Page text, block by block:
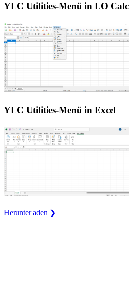
YLC Utilities-Menü in LO Calc
YLC Utilities-Menü in Excel
Herunterladen ❯